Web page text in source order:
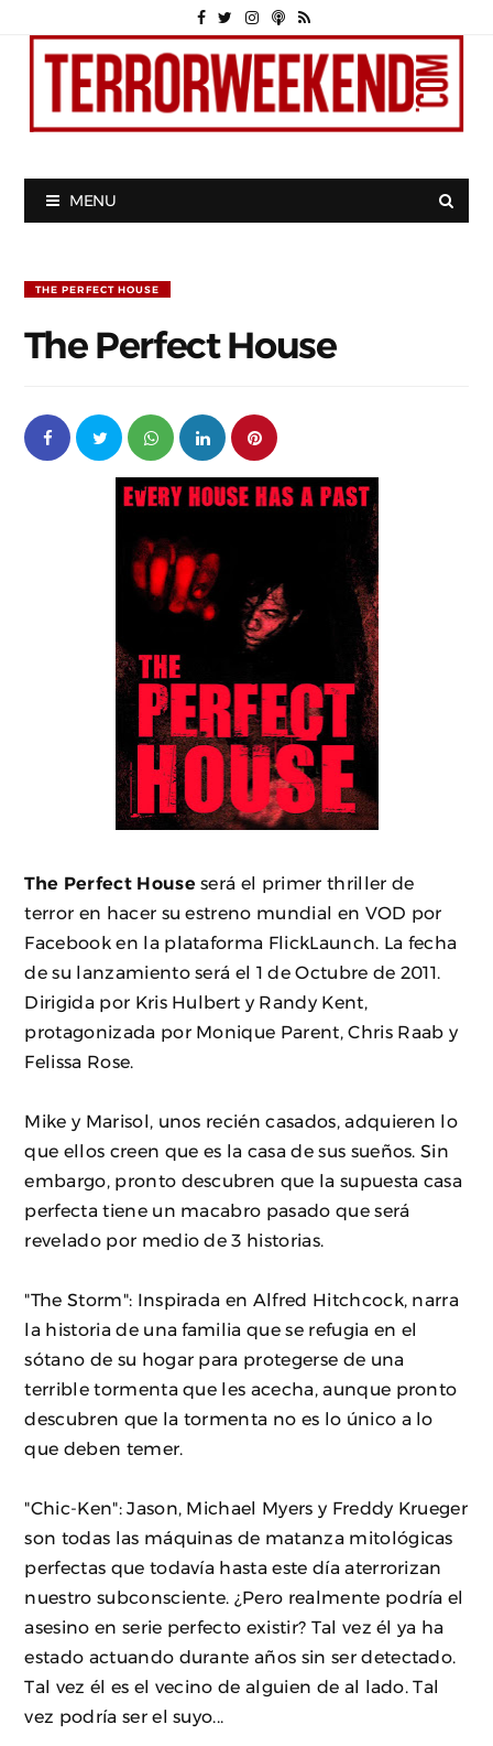
MENU
THE PERFECT HOUSE
The Perfect House
The Perfect Houseserá el primer thriller de
terror en hacer su estreno mundial en VOD por
Facebook en la plataforma FlickLaunch. La fecha
de su lanzamiento será el 1 de Octubre de 2011.
Dirigida por Kris Hulbert y Randy Kent,
protagonizada por Monique Parent, Chris Raab y
Felissa Rose.
Mike y Marisol, unos recién casados, adquieren lo
que ellos creen que es la casa de sus sueños. Sin
embargo, pronto descubren que la supuesta casa
perfecta tiene un macabro pasado que será
revelado por medio de 3 historias.
"The Storm": Inspirada en Alfred Hitchcock, narra
la historia de una familia que se refugia en el
sótano de su hogar para protegerse de una
terrible tormenta que les acecha, aunque pronto
descubren que la tormenta no es lo único a lo
que deben temer.
"Chic-Ken": Jason, Michael Myers y Freddy Krueger
son todas las máquinas de matanza mitológicas
perfectas que todavía hasta este día aterrorizan
nuestro subconsciente. ¿Pero realmente podría el
asesino en serie perfecto existir? Tal vez él ya ha
estado actuando durante años sin ser detectado.
Tal vez él es el vecino de alguien de al lado. Tal
vez podría ser el suyo...